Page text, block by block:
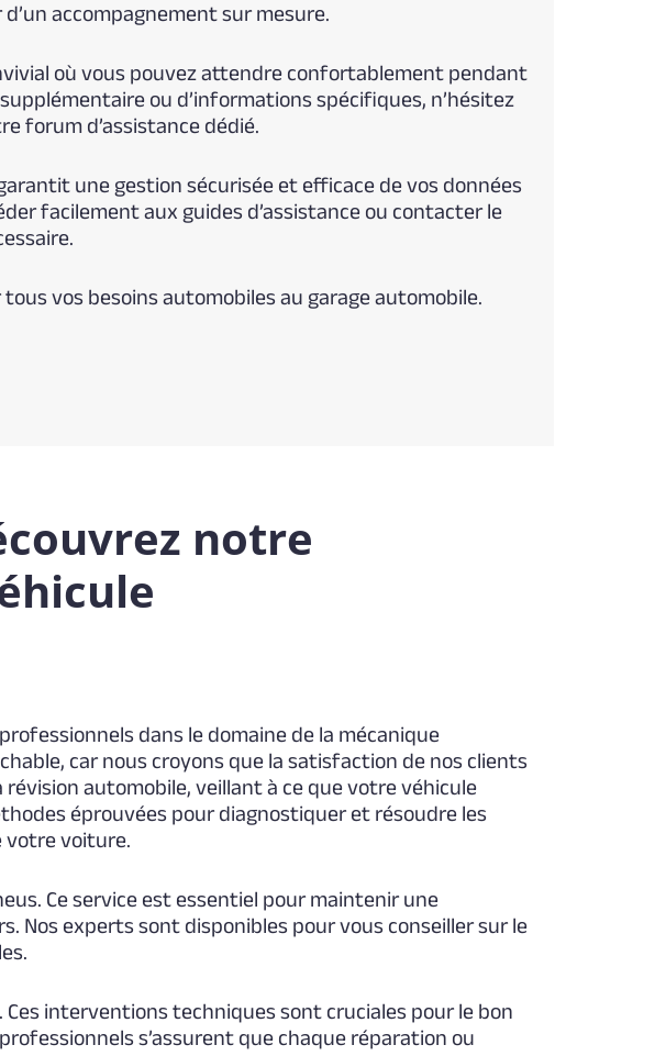
accompagnement sur mesure.
où vous pouvez attendre confortablement pendant
ou d’informations spécifiques, n’hésitez
forum d’assistance dédié.
une gestion sécurisée et efficace de vos données
facilement aux guides d’assistance ou contacter le
vos besoins automobiles au garage automobile.
notre
dans le domaine de la mécanique
car nous croyons que la satisfaction de nos clients
automobile, veillant à ce que votre véhicule
éprouvées pour diagnostiquer et résoudre les
votre voiture.
Ce service est essentiel pour maintenir une
Nos experts sont disponibles pour vous conseiller sur le
interventions techniques sont cruciales pour le bon
s’assurent que chaque réparation ou